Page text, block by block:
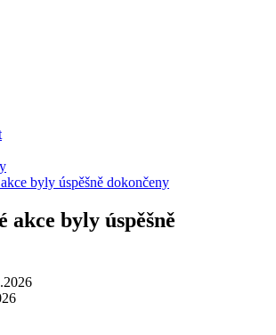
byly úspěšně dokončeny
akce byly úspěšně